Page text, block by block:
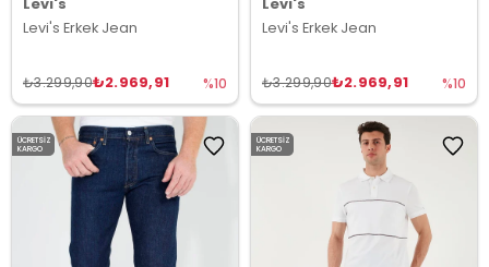
Levi's Erkek Jean
₺2.969,91
₺3.299,90 %10
Levi's Erkek Jean
₺2.969,91
₺3.299,90 %10
ÜCRETSIZ
KARGO
ÜCRETSIZ
KARGO